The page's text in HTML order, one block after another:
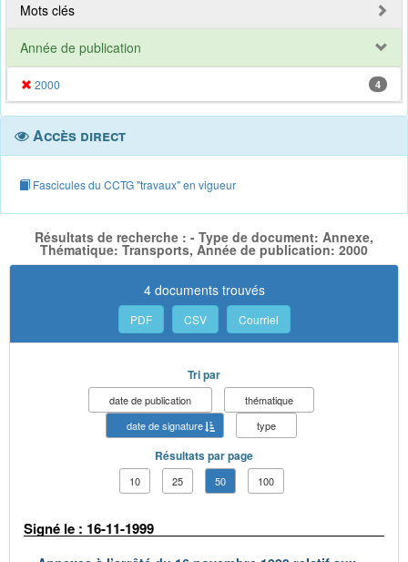
Mots clés
Année de publication
2000 4
Accès direct
Fascicules du CCTG "travaux" en vigueur
Résultats de recherche : - Type de document: Annexe,
Thématique: Transports, Année de publication: 2000
4 documents trouvés
PDF CSV Courriel
Tri par
date de publication
thématique
date de signature
type
Résultats par page
10 25 50 100
Signé le : 16-11-1999